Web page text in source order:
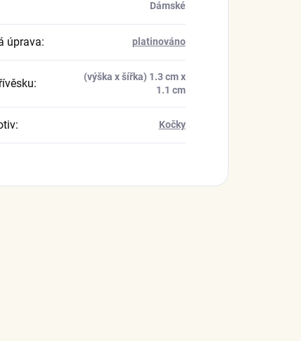
Dámské
úprava: platinováno
:
(výška x šířka) 1.3 cm x
1.1 cm
: Kočky